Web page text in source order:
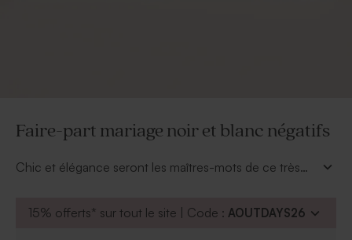
Faire-part mariage noir et blanc négatifs
Chic et élégance seront les maîtres-mots de ce très
de vos prénoms sur le devant. Au dos, toutes les infos
15% offerts* sur tout le site | Code : AOUTDAYS26